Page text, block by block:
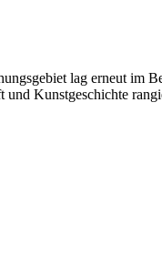
lag erneut im
Kunstgeschichte